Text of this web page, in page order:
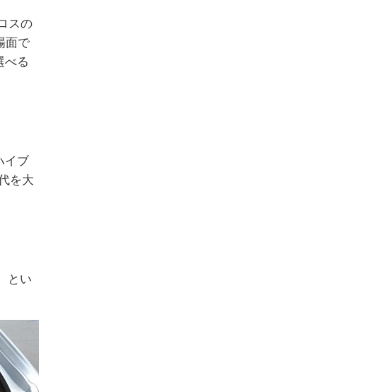
スの
面で
べる
イブ
を大
とい